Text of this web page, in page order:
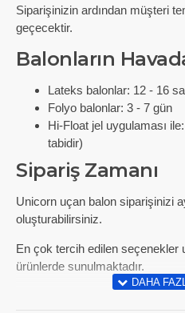
Siparişinizin ardından müşteri
geçecektir.
Balonların
Lateks balonlar: 12 - 16
Folyo balonlar: 3 - 7 gün
Hi-Float jel uygulaması
tabidir)
Sipariş Zamanı
Unicorn uçan balon siparişinizi
oluşturabilirsiniz.
En çok tercih edilen seçenekler
ürünlerde sunulmaktadır.